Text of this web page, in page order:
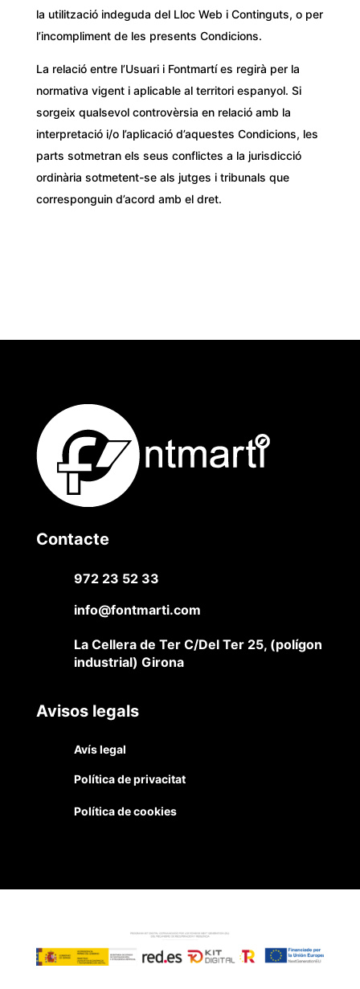
la utilització indeguda del Lloc Web i Continguts, o per
l’incompliment de les presents Condicions.
La relació entre l’Usuari i Fontmartí es regirà per la
normativa vigent i aplicable al territori espanyol. Si
sorgeix qualsevol controvèrsia en relació amb la
interpretació i/o l’aplicació d’aquestes Condicions, les
parts sotmetran els seus conflictes a la jurisdicció
ordinària sotmetent-se als jutges i tribunals que
corresponguin d’acord amb el dret.
Contacte
972 23 52 33
info@fontmarti.com
La Cellera de Ter C/Del Ter 25, (polígon
industrial) Girona
Avisos legals
Avís legal
Política de privacitat
Política de cookies